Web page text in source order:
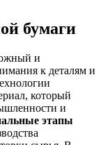
бумаги
и
к деталям и
который
и
этапы